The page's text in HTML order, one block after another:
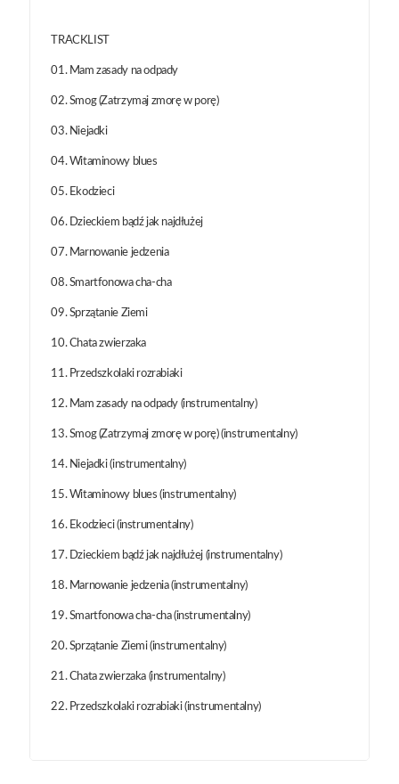
TRACKLIST
01. Mam zasady na odpady
02. Smog (Zatrzymaj zmorę w porę)
03. Niejadki
04. Witaminowy blues
05. Ekodzieci
06. Dzieckiem bądź jak najdłużej
07. Marnowanie jedzenia
08. Smartfonowa cha-cha
09. Sprzątanie Ziemi
10. Chata zwierzaka
11. Przedszkolaki rozrabiaki
12. Mam zasady na odpady (instrumentalny)
13. Smog (Zatrzymaj zmorę w porę) (instrumentalny)
14. Niejadki (instrumentalny)
15. Witaminowy blues (instrumentalny)
16. Ekodzieci (instrumentalny)
17. Dzieckiem bądź jak najdłużej (instrumentalny)
18. Marnowanie jedzenia (instrumentalny)
19. Smartfonowa cha-cha (instrumentalny)
20. Sprzątanie Ziemi (instrumentalny)
21. Chata zwierzaka (instrumentalny)
22. Przedszkolaki rozrabiaki (instrumentalny)